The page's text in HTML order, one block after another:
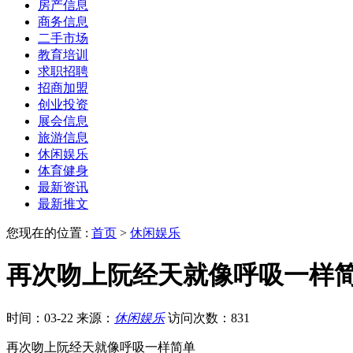
房产信息
商务信息
二手市场
教育培训
求职招聘
招商加盟
创业投资
展会信息
旅游信息
休闲娱乐
体育健身
最新资讯
最新推文
您现在的位置 : 首页 > 休闲娱乐
再次吻上阮经天就像呼吸一样
时间：03-22 来源： 休闲娱乐 访问次数：831
再次吻上阮经天就像呼吸一样简单